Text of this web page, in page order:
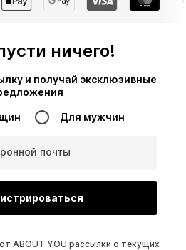
ничего!
и получай эксклюзивные
Для мужчин
почты
ABOUT YOU рассылки о текущих